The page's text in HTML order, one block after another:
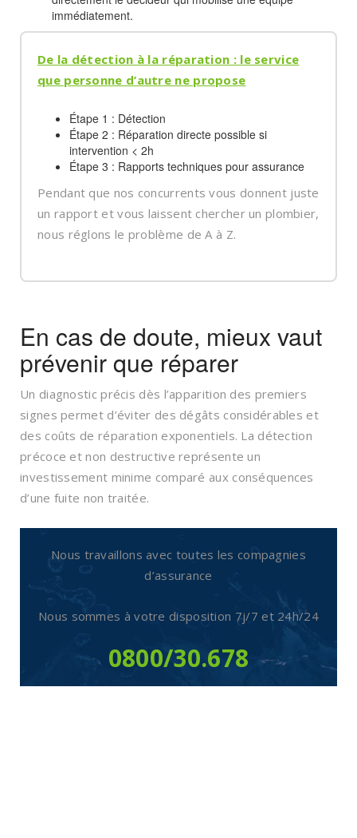
immédiatement.
De la détection à la réparation : le service
que personne d’autre ne propose
Étape 1 : Détection
Étape 2 : Réparation directe possible si
intervention < 2h
Étape 3 : Rapports techniques pour assurance
Pendant que nos concurrents vous donnent juste
un rapport et vous laissent chercher un plombier,
nous réglons le problème de A à Z.
En cas de doute, mieux vaut
prévenir que réparer
Un diagnostic précis dès l’apparition des premiers
signes permet d’éviter des dégâts considérables et
des coûts de réparation exponentiels. La détection
précoce et non destructive représente un
investissement minime comparé aux conséquences
d’une fuite non traitée.
Nous travaillons avec toutes les compagnies
d’assurance
Nous sommes à votre disposition 7j/7 et 24h/24
0800/30.678